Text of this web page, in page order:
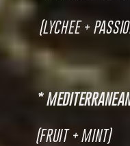
(LYCHEE +
*
(FRUIT + MINT)